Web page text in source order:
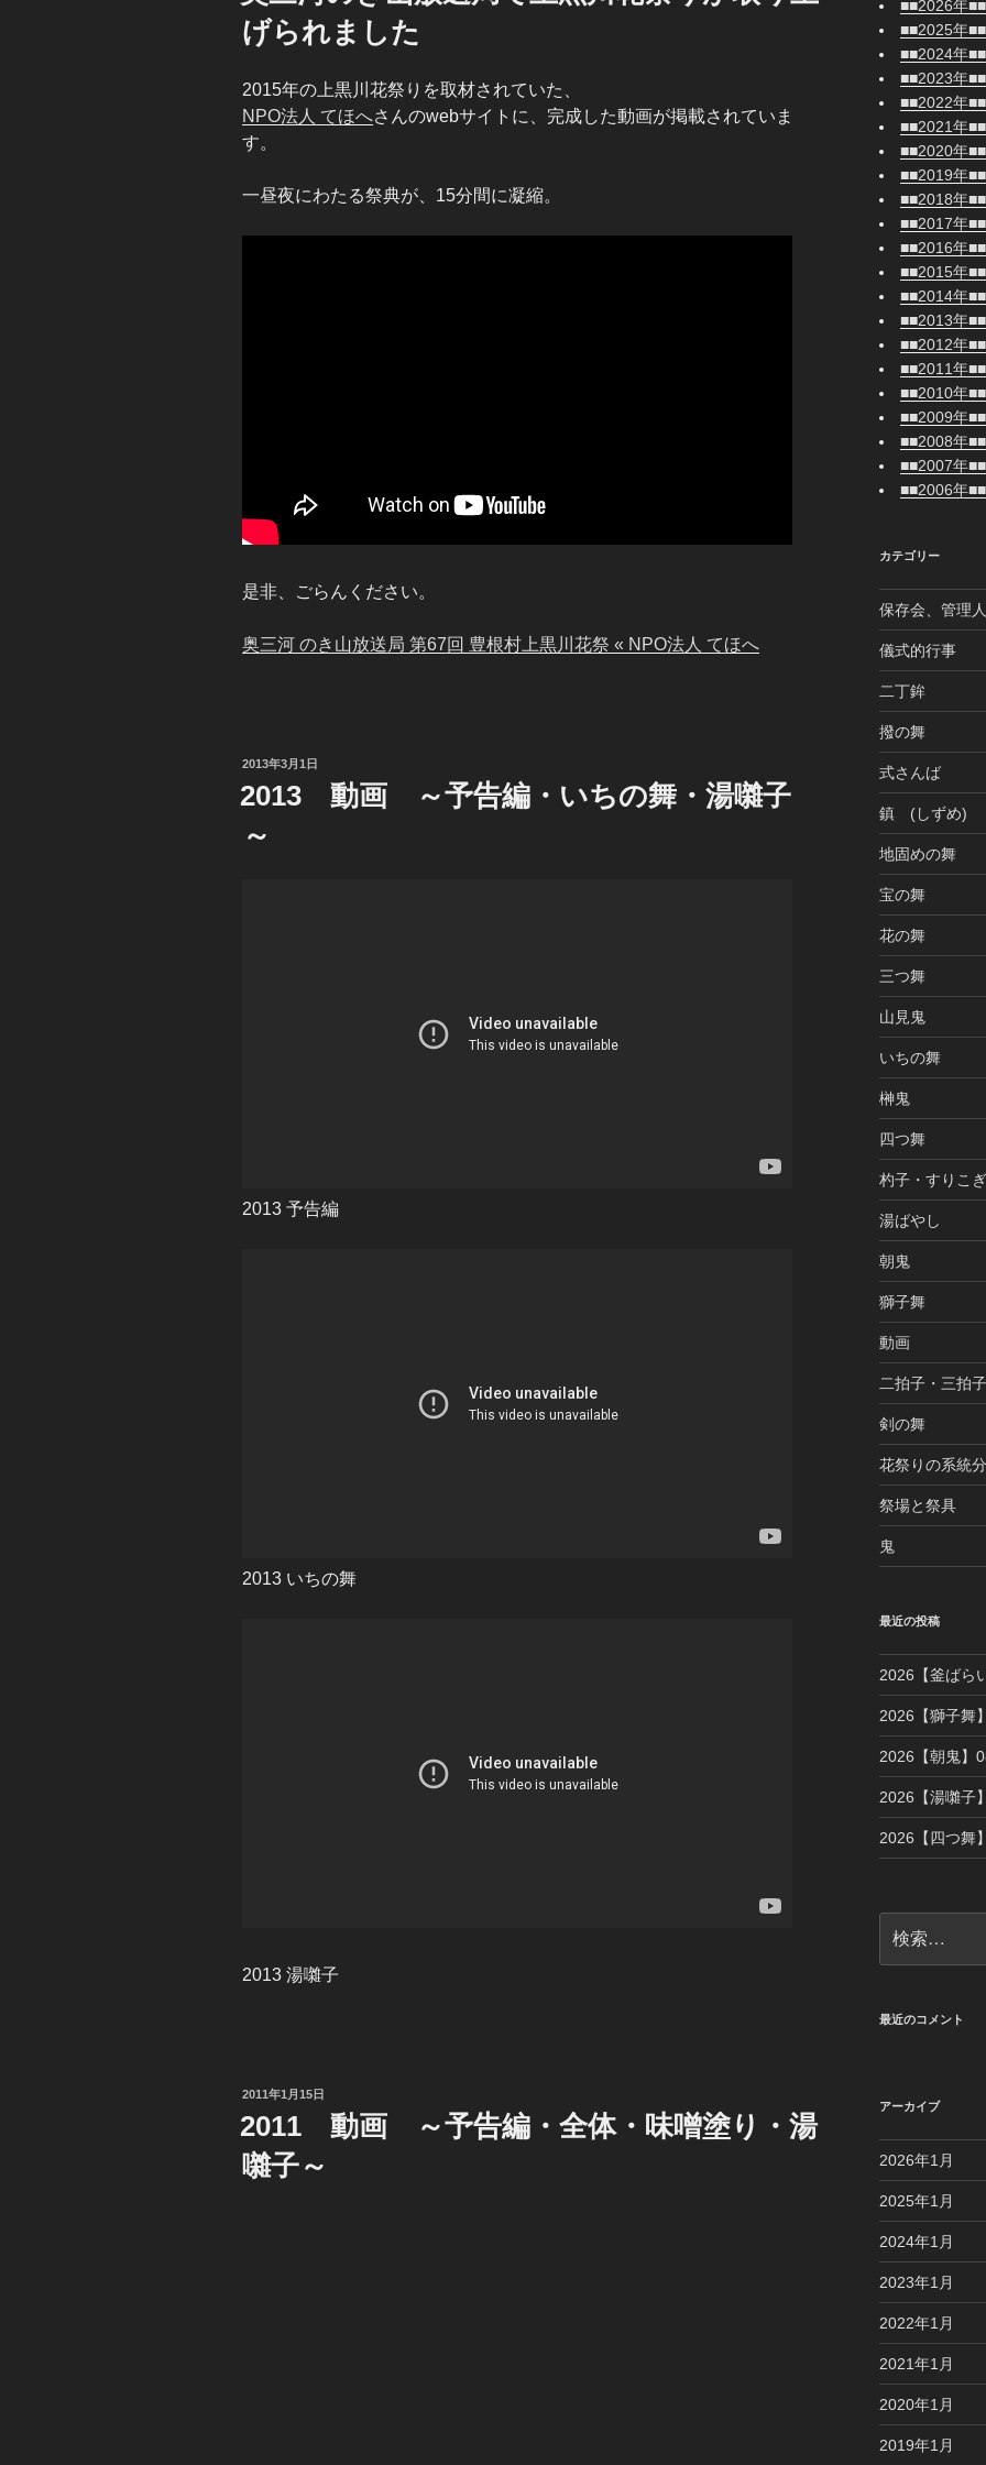
げられました
2015年の上黒川花祭りを取材されていた、
NPO法人 てほへさんのwebサイトに、完成した動画が掲載されていま
す。
一昼夜にわたる祭典が、15分間に凝縮。
是非、ごらんください。
奥三河 のき山放送局 第67回 豊根村上黒川花祭 « NPO法人 てほへ
投
日:
2013年3月1日
2013 動画 ～予告編・いちの舞・湯囃子
～
2013 予告編
2013 いちの舞
2013 湯囃子
投
日:
2011年1月15日
2011 動画 ～予告編・全体・味噌塗り・湯
囃子～
■■2026年■■
■■2025年■■
■■2024年■■
■■2023年■■
■■2022年■■
■■2021年■■
■■2020年■■
■■2019年■■
■■2018年■■
■■2017年■■
■■2016年■■
■■2015年■■
■■2014年■■
■■2013年■■
■■2012年■■
■■2011年■■
■■2010年■■
■■2009年■■
■■2008年■■
■■2007年■■
■■2006年■■
カテゴリー
保存会、管理
儀式的行事
二丁鉾
撥の舞
式さんば
鎮 (しずめ)
地固めの舞
宝の舞
花の舞
三つ舞
山見鬼
いちの舞
榊鬼
四つ舞
杓子・すりこ
湯ばやし
朝鬼
獅子舞
動画
二拍子・三拍
剣の舞
花祭りの系統
祭場と祭具
鬼
最近の投稿
2026【釜ばら
2026【獅子舞
2026【朝鬼】
2026【湯囃子
2026【四つ舞
索:
最近のコメント
アーカイブ
2026年1月
2025年1月
2024年1月
2023年1月
2022年1月
2021年1月
2020年1月
2019年1月